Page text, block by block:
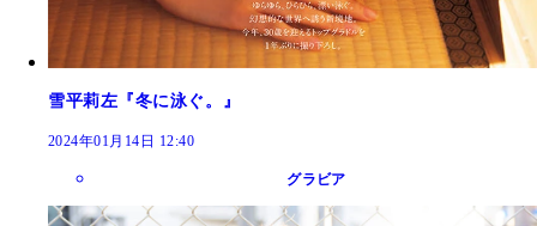
雪平莉左『冬に泳ぐ。』
2024年01月14日 12:40
グラビア